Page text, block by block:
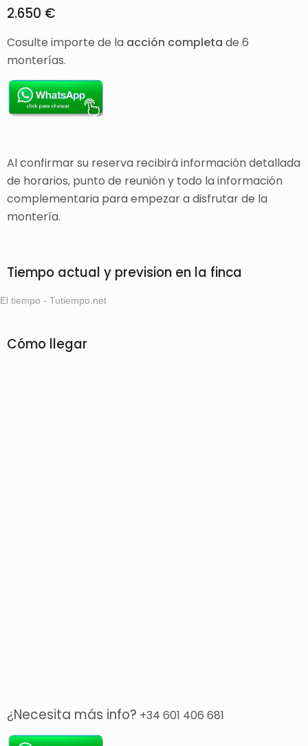
2.650 €
Cosulte importe de la acción completa de 6
monterías.
Al confirmar su reserva recibirá información detallada
de horarios, punto de reunión y todo la información
complementaria para empezar a disfrutar de la
montería.
Tiempo actual y prevision en la finca
El tiempo - Tutiempo.net
Cómo llegar
¿Necesita más info? +34 601 406 681